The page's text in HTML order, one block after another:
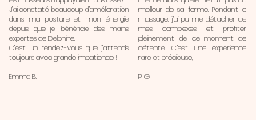
J’ai constaté beaucoup d’amélioration
dans ma posture et mon énergie
depuis que je bénéficie des mains
expertes de Delphine.
C’est un rendez-vous que j’attends
toujours avec grande impatience !
Emma B.
meilleur de sa forme. Pendant le
massage, j’ai pu me détacher de
mes complexes et profiter
pleinement de ce moment de
détente. C’est une expérience
rare et précieuse,
P. G.